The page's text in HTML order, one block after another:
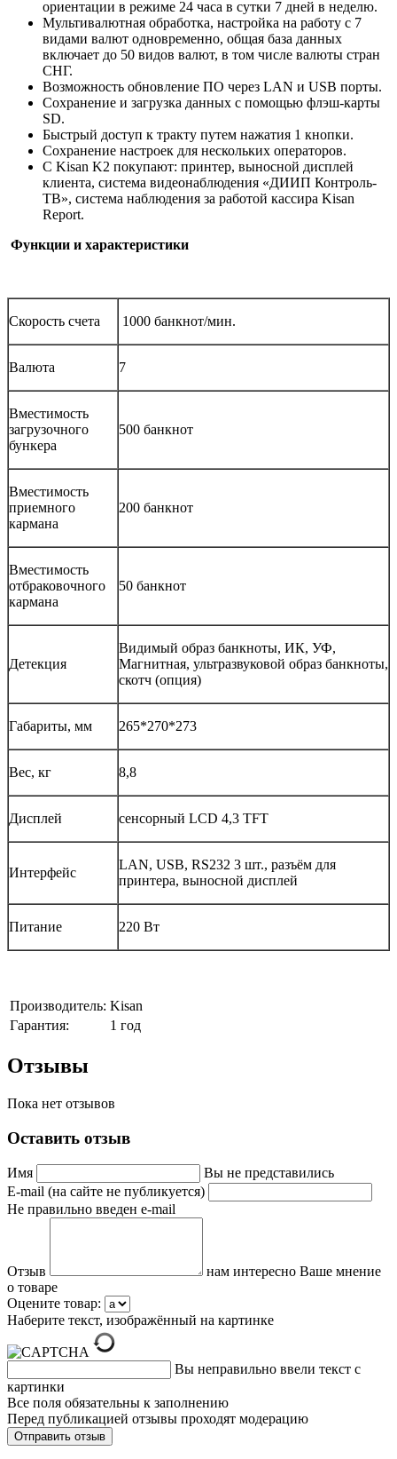
ориентации в режиме 24 часа в сутки 7 дней в неделю.
Мультивалютная обработка, настройка на работу с 7
видами валют одновременно, общая база данных
включает до 50 видов валют, в том числе валюты стран
СНГ.
Возможность обновление ПО через LAN и USB порты.
Сохранение и загрузка данных с помощью флэш-карты
SD.
Быстрый доступ к тракту путем нажатия 1 кнопки.
Сохранение настроек для нескольких операторов.
С Kisan K2 покупают: принтер, выносной дисплей
клиента, система видеонаблюдения «ДИИП Контроль-
ТВ», система наблюдения за работой кассира Kisan
Report.
Функции и характеристики
Скорость счета 1000 банкнот/мин.
Валюта 7
Вместимость
загрузочного
бункера
500 банкнот
Вместимость
приемного
кармана
200 банкнот
Вместимость
отбраковочного
кармана
50 банкнот
Детекция
Видимый образ банкноты, ИК, УФ,
Магнитная, ультразвуковой образ банкноты,
скотч (опция)
Габариты, мм 265*270*273
Вес, кг 8,8
Дисплей сенсорный LCD 4,3 TFT
Интерфейс
LAN, USB, RS232 3 шт., разъём для
принтера, выносной дисплей
Питание 220 Вт
Производитель: Kisan
Гарантия:
1 год
Отзывы
Пока нет отзывов
Оставить отзыв
Имя
Вы не представились
E-mail (на сайте не публикуется)
Не правильно введен e-mail
Отзыв
нам интересно Ваше мнение
о товаре
Оцените товар:
Наберите текст, изображённый на картинке
Вы неправильно ввели текст с
картинки
Все поля обязательны к заполнению
Перед публикацией отзывы проходят модерацию